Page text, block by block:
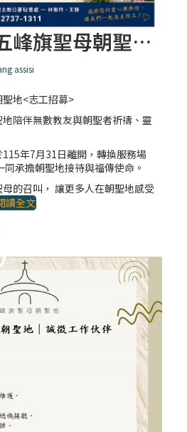
台北總教區五峰旗聖母朝聖地<志工招募>
assisi
地<志工招募>
陪伴無數教友與朝聖者祈禱、靈
年7月31日離開，轉換服務場
承擔朝聖地接待與福傳使命。
的召叫， 讓更多人在朝聖地感受
讀全文